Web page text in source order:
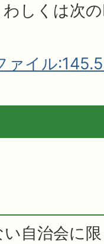
しくは次
ァイル
自治会に